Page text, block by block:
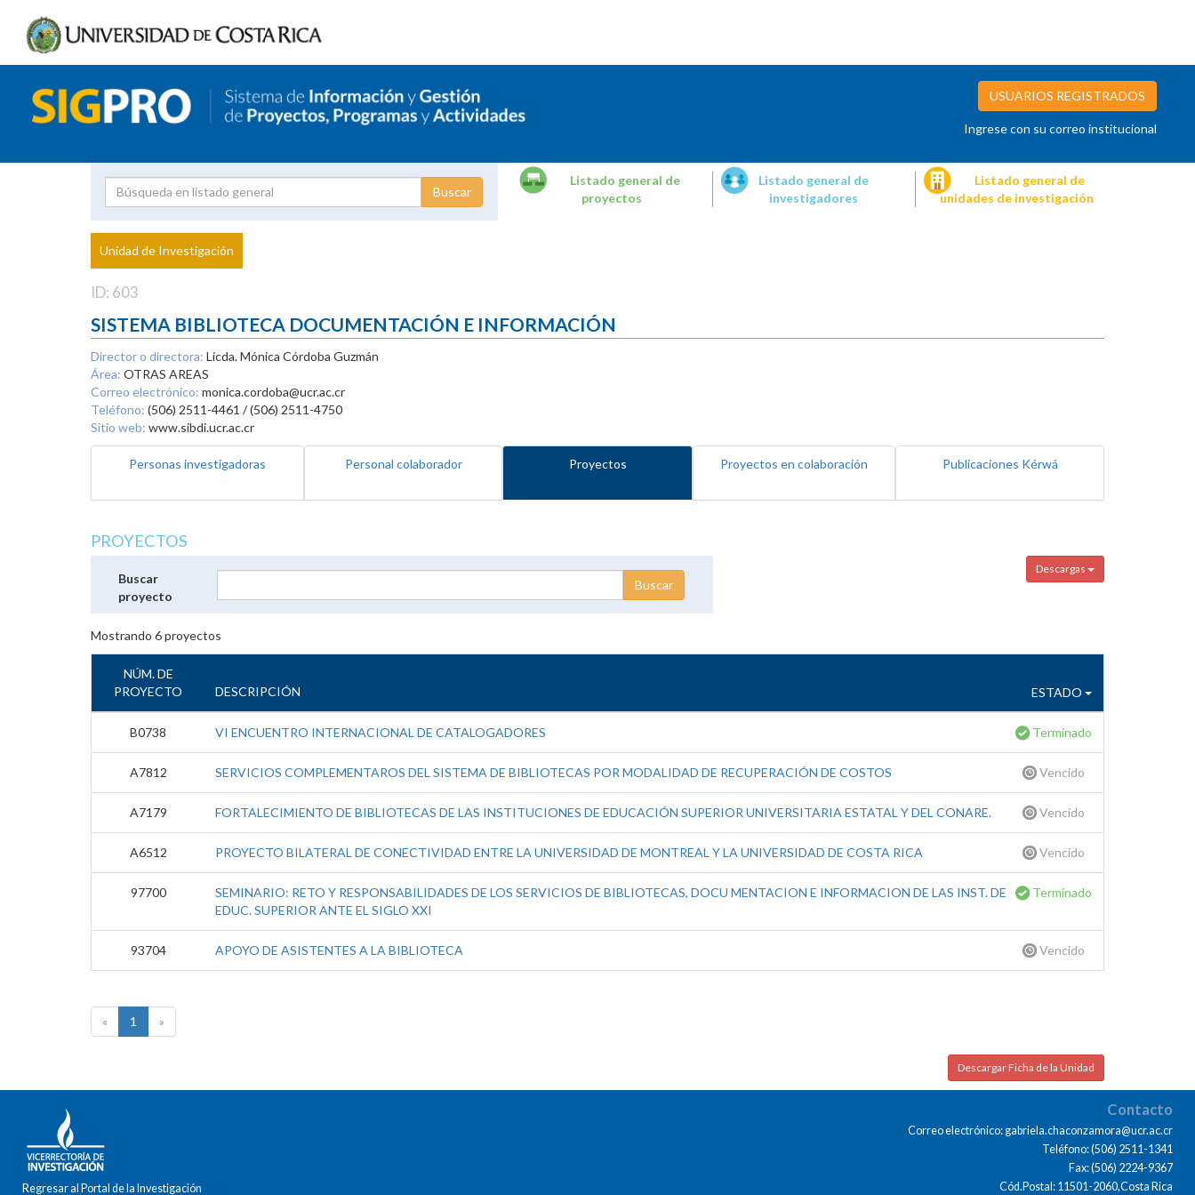
USUARIOS REGISTRADOS
Ingrese con su correo institucional
Proyecto
Investigador
Listado general de
proyectos
Listado general de
investigadores
Listado general de
unidades de investigación
Unidad de Investigación
ID: 603
SISTEMA BIBLIOTECA DOCUMENTACIÓN E INFORMACIÓN
Director o directora: Licda. Mónica Córdoba Guzmán
Área: OTRAS AREAS
Correo electrónico: monica.cordoba@ucr.ac.cr
Teléfono: (506) 2511-4461 / (506) 2511-4750
Sitio web: www.sibdi.ucr.ac.cr
Personas investigadoras Personal colaborador Proyectos Proyectos en colaboración Publicaciones Kérwá
PROYECTOS
Descargas
Buscar
proyecto
Mostrando 6proyectos
NÚM. DE
PROYECTO
DESCRIPCIÓN ESTADO
B0738 VI ENCUENTRO INTERNACIONAL DE CATALOGADORES Terminado
A7812 SERVICIOS COMPLEMENTAROS DEL SISTEMA DE BIBLIOTECAS POR MODALIDAD DE RECUPERACIÓN DE COSTOS Vencido
A7179 FORTALECIMIENTO DE BIBLIOTECAS DE LAS INSTITUCIONES DE EDUCACIÓN SUPERIOR UNIVERSITARIA ESTATAL Y DEL CONARE. Vencido
A6512 PROYECTO BILATERAL DE CONECTIVIDAD ENTRE LA UNIVERSIDAD DE MONTREAL Y LA UNIVERSIDAD DE COSTA RICA Vencido
97700
SEMINARIO: RETO Y RESPONSABILIDADES DE LOS SERVICIOS DE BIBLIOTECAS, DOCU MENTACION E INFORMACION DE LAS INST. DE
EDUC. SUPERIOR ANTE EL SIGLO XXI
Terminado
93704 APOYO DE ASISTENTES A LA BIBLIOTECA Vencido
« 1 »
Descargar Ficha de la Unidad
Regresar al Portal de la Investigación
Contacto
Correo electrónico: gabriela.chaconzamora@ucr.ac.cr
Teléfono: (506) 2511-1341
Fax: (506) 2224-9367
Cód.Postal: 11501-2060,Costa Rica